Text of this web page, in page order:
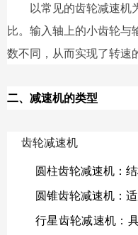
以常见的齿轮减速机
比。输入轴上的小齿轮与
数不同，从而实现了转速
二、减速机的类型
齿轮减速机
圆柱齿轮减速机：
圆锥齿轮减速机：
行星齿轮减速机：